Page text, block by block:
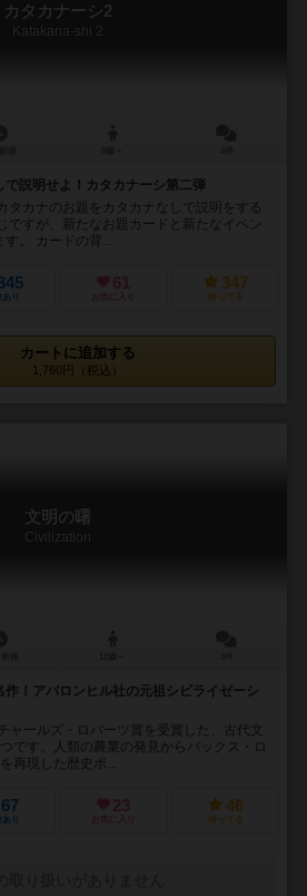
カタカナーシ2
Katakana-shi 2
で説明せよ！カタカナーシ第二弾
タカナのお題をカタカナなしで説明をする
ですが、新たなお題カードと新たなイベン
す。 カードの背...
り
61
お気に入り
347
持ってる
カートに追加する
1,760円（税込）
文明の曙
Civilization
！アバロンヒル社の元祖シビライゼーシ
ャールズ・ロバーツ賞を受賞した、古代文
です。人類の農業の発見からパックス・ロ
再現した歴史ボ...
67
り
23
お気に入り
46
持ってる